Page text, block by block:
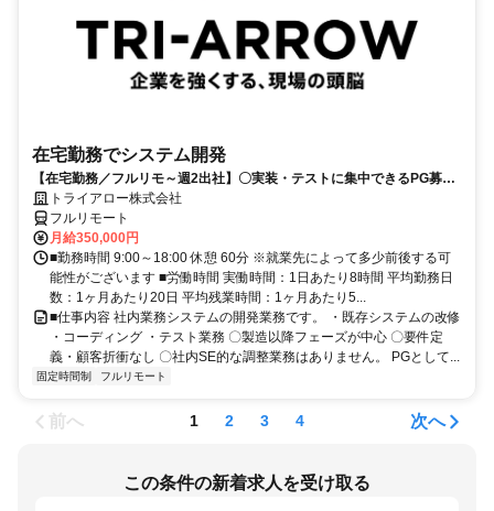
在宅勤務でシステム開発
【在宅勤務／フルリモ～週2出社】〇実装・テストに集中できるPG募集
〇業務用端末貸与あり
トライアロー株式会社
フルリモート
月給350,000円
■勤務時間 9:00～18:00 休憩 60分 ※就業先によって多少前後する可
能性がございます ■労働時間 実働時間：1日あたり8時間 平均勤務日
数：1ヶ月あたり20日 平均残業時間：1ヶ月あたり5...
■仕事内容 社内業務システムの開発業務です。 ・既存システムの改修
・コーディング ・テスト業務 〇製造以降フェーズが中心 〇要件定
義・顧客折衝なし 〇社内SE的な調整業務はありません。 PGとして...
固定時間制 フルリモート
前へ 1 2 3 4 次へ
この条件の新着求人を受け取る